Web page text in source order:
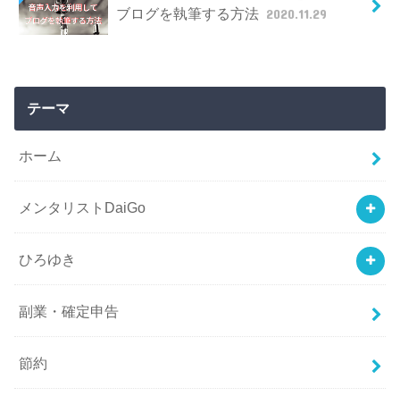
ブログを執筆する方法 2020.11.29
テーマ
ホーム
メンタリストDaiGo
ひろゆき
副業・確定申告
節約